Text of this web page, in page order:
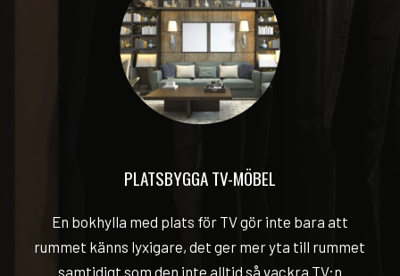
PLATSBYGGA TV-MÖBEL
En bokhylla med plats för TV gör inte bara att
rummet känns lyxigare, det ger mer yta till rummet
samtidigt som den inte alltid så vackra TV:n